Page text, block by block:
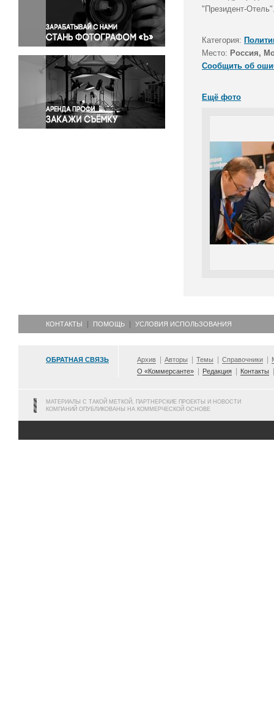
Правосудие
Происшествия и конфликты
Религия
Светская жизнь
Спорт
Экология
Экономика и бизнес
"Президент-
Категория:
Место: Россия,
Сообщить об
Ещё фото
КОНТАКТЫ ПОМОЩЬ УСЛОВИЯ ИСПОЛЬЗОВАНИЯ
ОБРАТНАЯ СВЯЗЬ Архив Авторы Темы Справочники
О «Коммерсанте»
Редакция Контакты
МАТЕРИАЛЫ С ТАКОЙ МЕТКОЙ, ПАРТНЕРСКИЕ ПРОЕКТЫ И НОВОСТИ
КОМПАНИЙ ОПУБЛИКОВАНЫ НА КОММЕРЧЕСКОЙ ОСНОВЕ